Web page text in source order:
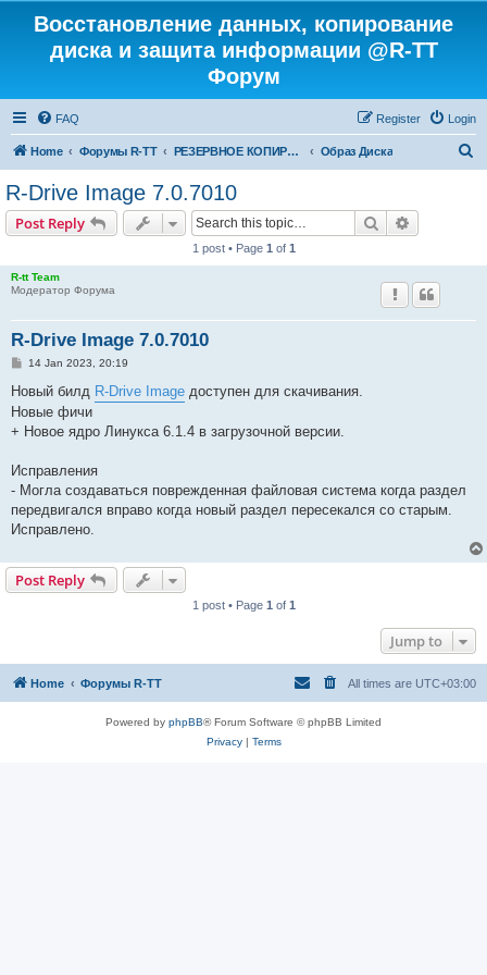
Восстановление данных, копирование
диска и защита информации @R-TT
Форум
FAQ Login
Register
Home Форумы R-TT РЕЗЕРВНОЕ КОПИРОВАНИЕ И ВОССТАНОВЛЕНИЕ СИСТЕМ Образ Диска
R-Drive Image 7.0.7010
Post Reply Search
1 post • Page 1 of 1
R-tt Team
Модератор Форума
R-Drive Image 7.0.7010
P
s
14 Jan 2023, 20:19
Новый билд R-Drive Image доступен для скачивания.
Новые фичи
+ Новое ядро Линукса 6.1.4 в загрузочной версии.
Исправления
- Могла создаваться поврежденная файловая система когда раздел
передвигался вправо когда новый раздел пересекался со старым.
Исправлено.
Post Reply
1 post • Page 1 of 1
Jump to
Home Форумы R-TT All times are UTC+03:00
Powered by phpBB® Forum Software © phpBB Limited
Privacy| Terms